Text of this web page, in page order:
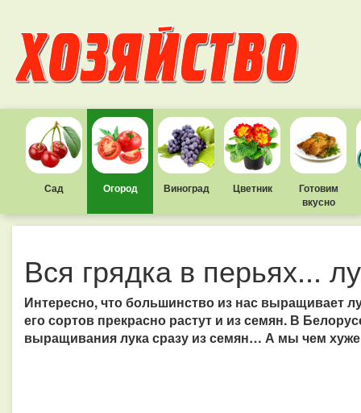
Сад Огород Виноград Цветник
Готовим
вкусно
Вся грядка в перьях...
Интересно, что большинство из нас выращивает
его сортов прекрасно растут и из семян. В
выращивания лука сразу из семян… А мы чем